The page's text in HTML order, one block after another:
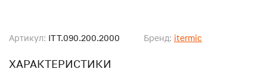
Артикул: ITT.090.200.2000 Бренд: itermic
ХАРАКТЕРИСТИКИ